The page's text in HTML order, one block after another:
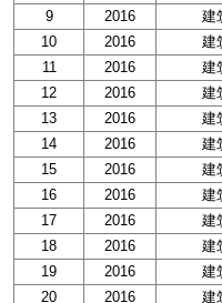
9
2016
建
10
2016
建
11
2016
建
12
2016
建
13
2016
建
14
2016
建
15
2016
建
16
2016
建
17
2016
建
18
2016
建
19
2016
建
20
2016
建